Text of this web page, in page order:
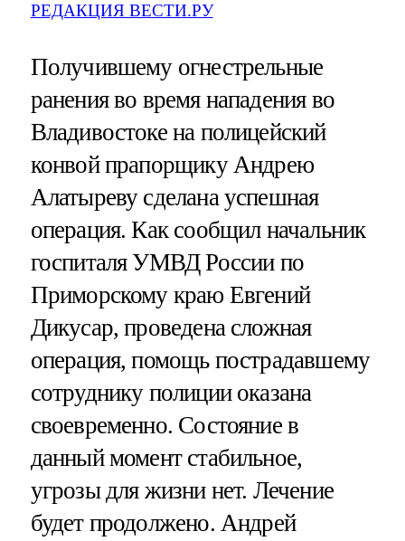
РЕДАКЦИЯ ВЕСТИ.РУ
Получившему огнестрельные
ранения во время нападения во
Владивостоке на полицейский
конвой прапорщику Андрею
Алатыреву сделана успешная
операция. Как сообщил начальник
госпиталя УМВД России по
Приморскому краю Евгений
Дикусар, проведена сложная
операция, помощь пострадавшему
сотруднику полиции оказана
своевременно. Состояние в
данный момент стабильное,
угрозы для жизни нет. Лечение
будет продолжено. Андрей